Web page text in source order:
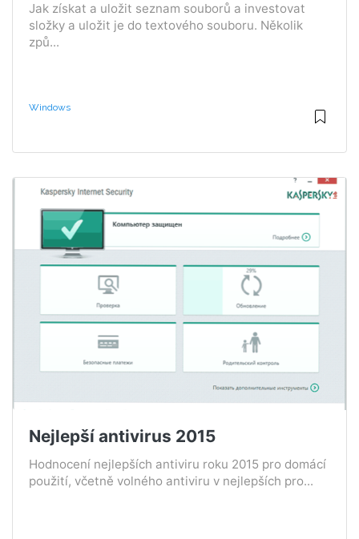
Jak získat a uložit seznam souborů a investovat
složky a uložit je do textového souboru. Několik
způ...
Windows
Nejlepší antivirus 2015
Hodnocení nejlepších antiviru roku 2015 pro domácí
použití, včetně volného antiviru v nejlepších pro...